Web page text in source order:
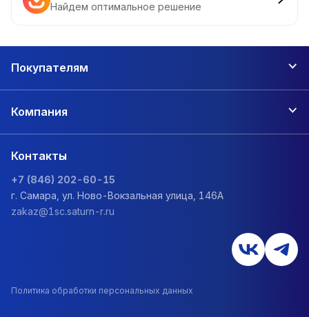
Найдем оптимальное решение
Покупателям
Компания
Контакты
+7 (846) 202-60-15
г. Самара, ул. Ново-Вокзальная улица, 146А
zakaz@1sc.saturn-r.ru
Политика обработки персональных данных